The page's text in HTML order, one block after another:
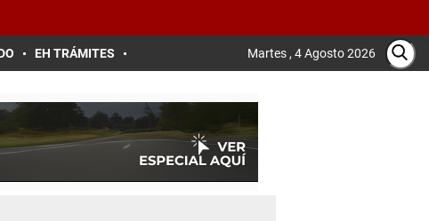
EH TRÁMITES Martes , 4 Agosto 2026